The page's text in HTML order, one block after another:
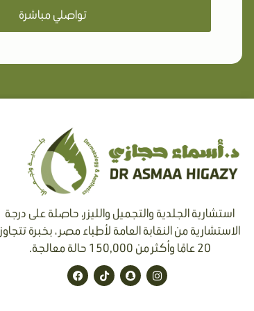
تواصلي مباشرة
استشارية الجلدية والتجميل والليزر، حاصلة على درجة
الاستشارية من النقابة العامة لأطباء مصر ، بخبرة تتجاوز
20 عامًا وأكثر من 150,000 حالة معالجة.
I
n
s
S
n
a
T
i
k
F
a
c